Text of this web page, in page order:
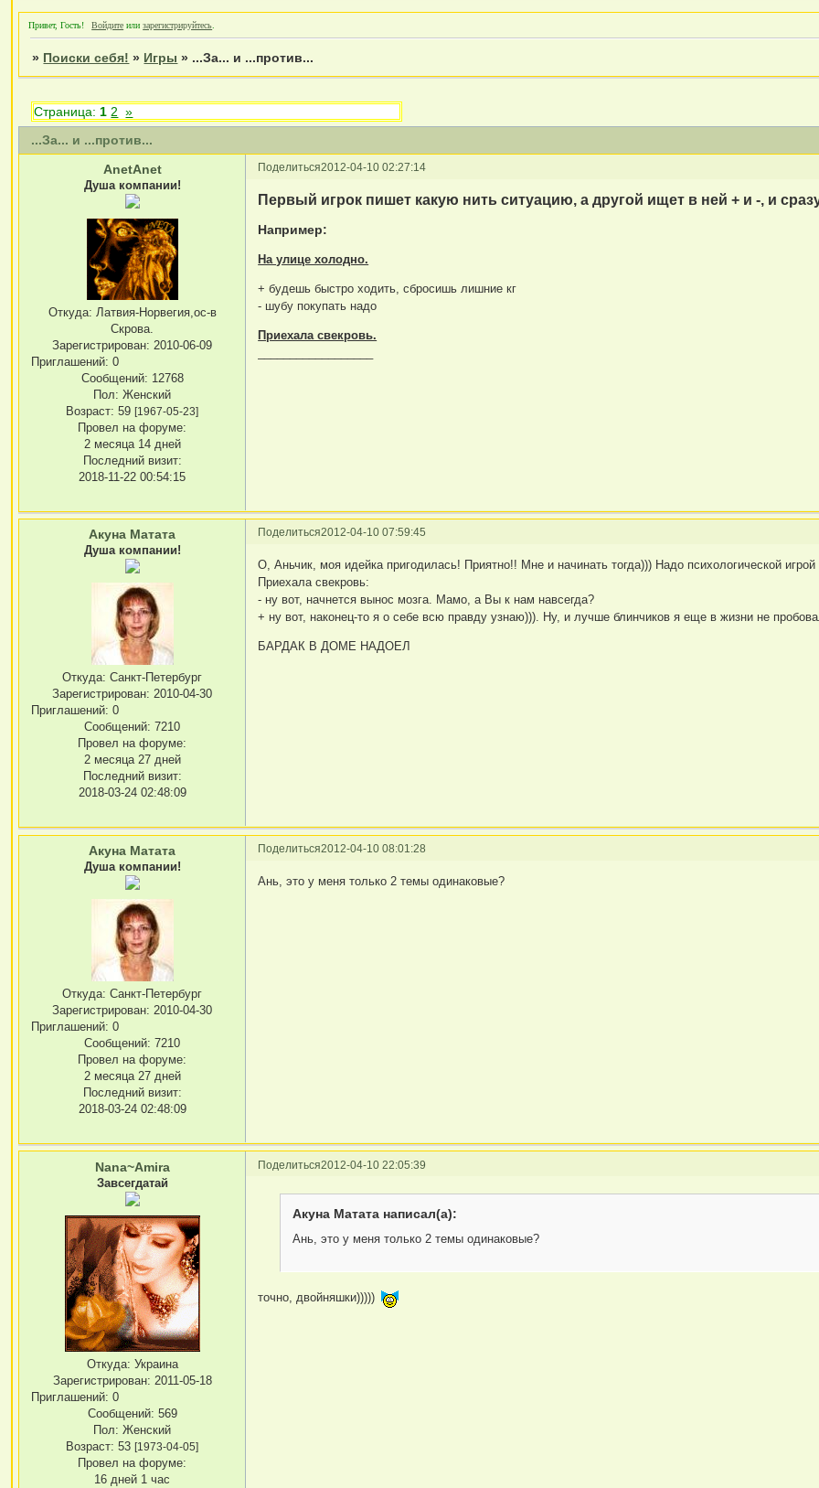
Привет, Гость! Войдите илизарегистрируйтесь
» Поиски себя! » Игры » ...За... и ...против...
...За... и ...против...
Страница: 1 2 »
Поделиться2012-04-10 02:27:14
AnetAnet
Душа компании!
Откуда: Латвия-Норвегия,ос-в
Скрова.
Зарегистрирован: 2010-06-09
Приглашений: 0
Сообщений: 12768
Пол: Женский
Возраст: 59[1967-05-23]
Провел на форуме:
2 месяца 14 дней
Последний визит:
2018-11-22 00:54:15
Первый игрок пишет какую нить ситуацию, а другой ищет в ней + и -, и
Например:
На улице холодно.
+ будешь быстро ходить, сбросишь лишние кг
- шубу покупать надо
Приехала свекровь.
Поделиться2012-04-10 07:59:45
Акуна Матата
Душа компании!
Откуда: Санкт-Петербург
Зарегистрирован: 2010-04-30
Приглашений: 0
Сообщений: 7210
Провел на форуме:
2 месяца 27 дней
Последний визит:
2018-03-24 02:48:09
О, Аньчик, моя идейка пригодилась! Приятно!! Мне и начинать тогда))) Надо психологической
Приехала свекровь:
- ну вот, начнется вынос мозга. Мамо, а Вы к нам навсегда?
+ ну вот, наконец-то я о себе всю правду узнаю))). Ну, и лучше блинчиков я еще в жизни не
БАРДАК В ДОМЕ НАДОЕЛ
Поделиться2012-04-10 08:01:28
Акуна Матата
Душа компании!
Откуда: Санкт-Петербург
Зарегистрирован: 2010-04-30
Приглашений: 0
Сообщений: 7210
Провел на форуме:
2 месяца 27 дней
Последний визит:
2018-03-24 02:48:09
Ань, это у меня только 2 темы одинаковые?
Поделиться2012-04-10 22:05:39
Nana~Amira
Завсегдатай
Откуда: Украина
Зарегистрирован: 2011-05-18
Приглашений: 0
Сообщений: 569
Пол: Женский
Возраст: 53[1973-04-05]
Провел на форуме:
16 дней 1 час
Акуна Матата написал(а):
Ань, это у меня только 2 темы одинаковые?
точно, двойняшки)))))